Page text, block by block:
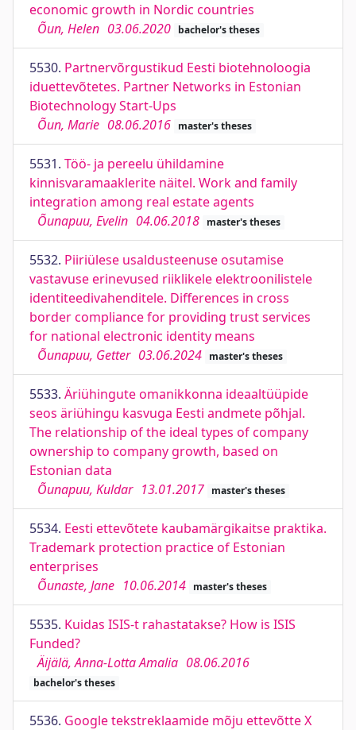
economic growth in Nordic countries
Õun, Helen 03.06.2020 bachelor's theses
5530. Partnervõrgustikud Eesti biotehnoloogia
iduettevõtetes. Partner Networks in Estonian
Biotechnology Start-Ups
Õun, Marie 08.06.2016 master's theses
5531. Töö- ja pereelu ühildamine
kinnisvaramaaklerite näitel. Work and family
integration among real estate agents
Õunapuu, Evelin 04.06.2018 master's theses
5532. Piiriülese usaldusteenuse osutamise
vastavuse erinevused riiklikele elektroonilistele
identiteedivahenditele. Differences in cross
border compliance for providing trust services
for national electronic identity means
Õunapuu, Getter 03.06.2024 master's theses
5533. Äriühingute omanikkonna ideaaltüüpide
seos äriühingu kasvuga Eesti andmete põhjal.
The relationship of the ideal types of company
ownership to company growth, based on
Estonian data
Õunapuu, Kuldar 13.01.2017 master's theses
5534. Eesti ettevõtete kaubamärgikaitse praktika.
Trademark protection practice of Estonian
enterprises
Õunaste, Jane 10.06.2014 master's theses
5535. Kuidas ISIS-t rahastatakse? How is ISIS
Funded?
Äijälä, Anna-Lotta Amalia 08.06.2016
bachelor's theses
5536. Google tekstreklaamide mõju ettevõtte X